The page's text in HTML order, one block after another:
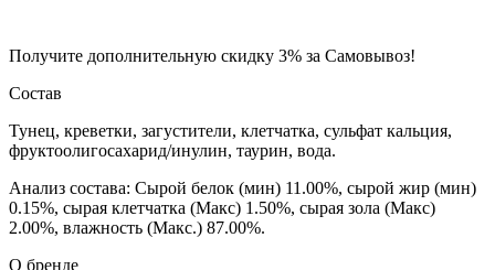
Получите дополнительную скидку 3% за Самовывоз!
Состав
Тунец, креветки, загустители, клетчатка, сульфат кальция,
фруктоолигосахарид/инулин, таурин, вода.
Анализ состава: Сырой белок (мин) 11.00%, сырой жир (мин)
0.15%, сырая клетчатка (Макс) 1.50%, сырая зола (Макс)
2.00%, влажность (Макс.) 87.00%.
О бренде